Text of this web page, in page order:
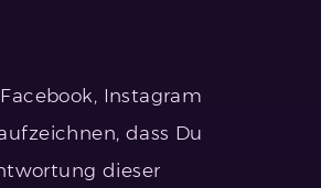
Instagram
dass Du
dieser